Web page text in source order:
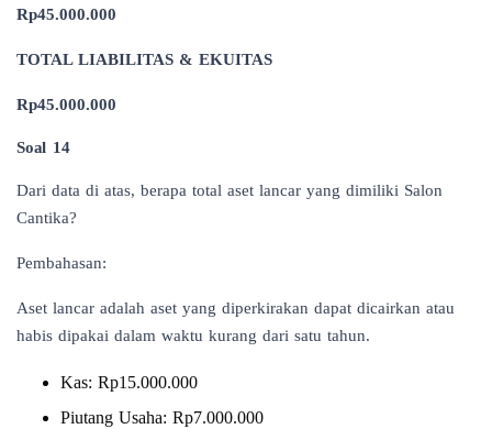
Rp45.000.000
TOTAL LIABILITAS & EKUITAS
Rp45.000.000
Soal 14
Dari data di atas, berapa total aset lancar yang dimiliki Salon
Cantika?
Pembahasan:
Aset lancar adalah aset yang diperkirakan dapat dicairkan atau
habis dipakai dalam waktu kurang dari satu tahun.
Kas: Rp15.000.000
Piutang Usaha: Rp7.000.000